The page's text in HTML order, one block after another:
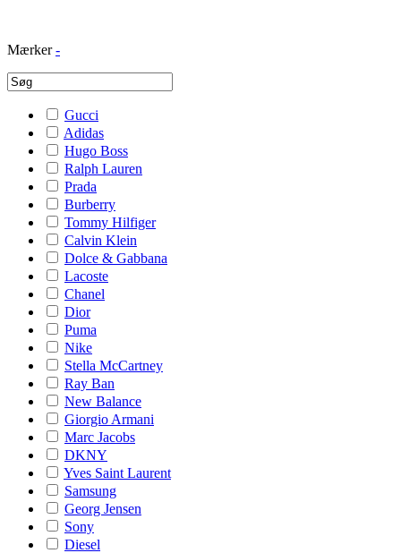
Mærker -
Gucci
Adidas
Hugo Boss
Ralph Lauren
Prada
Burberry
Tommy Hilfiger
Calvin Klein
Dolce & Gabbana
Lacoste
Chanel
Dior
Puma
Nike
Stella McCartney
Ray Ban
New Balance
Giorgio Armani
Marc Jacobs
DKNY
Yves Saint Laurent
Samsung
Georg Jensen
Sony
Diesel